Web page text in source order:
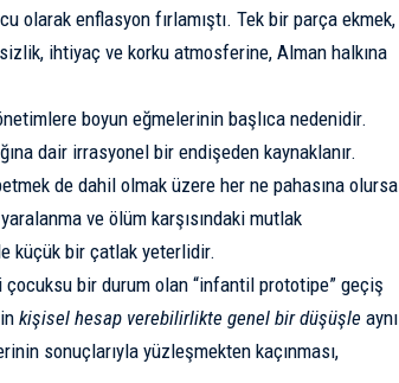
olarak enflasyon fırlamıştı. Tek bir parça ekmek,
ihtiyaç ve korku atmosferine, Alman halkına
boyun eğmelerinin başlıca nedenidir.
dair irrasyonel bir endişeden kaynaklanır.
de dahil olmak üzere her ne pahasına olursa
ve ölüm karşısındaki mutlak
küçük bir çatlak yeterlidir.
bir durum olan “infantil prototipe” geçiş
kişisel hesap verebilirlikte genel bir düşüşle aynı
sonuçlarıyla yüzleşmekten kaçınması,